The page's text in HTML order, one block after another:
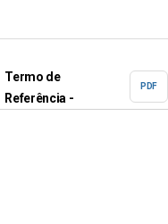
Termo de
Referência -
PDF